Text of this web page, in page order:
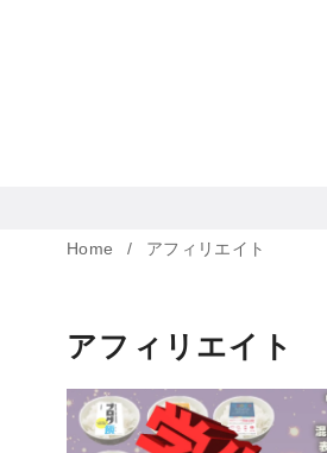
Home アフィリエイト
アフィリエイト